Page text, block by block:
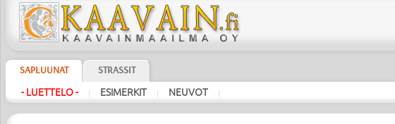
SAPLUUNAT STRASSIT
- LUETTELO - | ESIMERKIT | NEUVOT |